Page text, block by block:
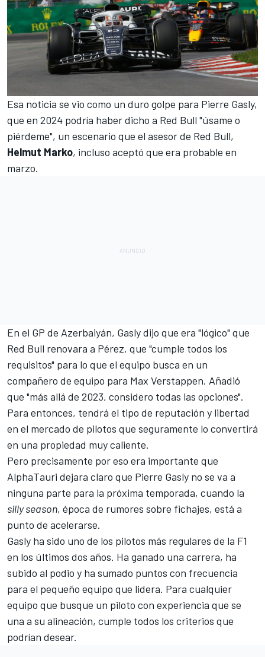
Esa noticia se vio como un duro golpe para Pierre Gasly,
que en 2024 podría haber dicho a Red Bull "úsame o
piérdeme", un escenario que el asesor de Red Bull,
Helmut Marko, incluso aceptó que era probable en
marzo.
En el GP de Azerbaiyán, Gasly dijo que era "lógico" que
Red Bull renovara a Pérez, que "cumple todos los
requisitos" para lo que el equipo busca en un
compañero de equipo para Max Verstappen. Añadió
que "más allá de 2023, considero todas las opciones".
Para entonces, tendrá el tipo de reputación y libertad
en el mercado de pilotos que seguramente lo convertirá
en una propiedad muy caliente.
Pero precisamente por eso era importante que
AlphaTauri dejara claro que Pierre Gasly no se va a
ninguna parte para la próxima temporada, cuando la
silly season, época de rumores sobre fichajes, está a
punto de acelerarse.
Gasly ha sido uno de los pilotos más regulares de la F1
en los últimos dos años. Ha ganado una carrera, ha
subido al podio y ha sumado puntos con frecuencia
para el pequeño equipo que lidera. Para cualquier
equipo que busque un piloto con experiencia que se
una a su alineación, cumple todos los criterios que
podrían desear.